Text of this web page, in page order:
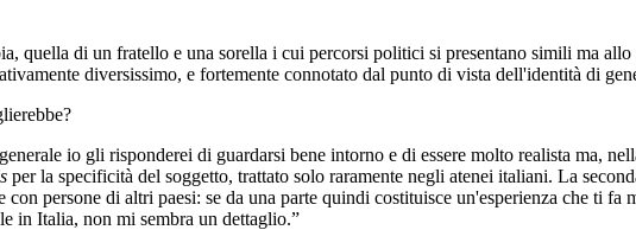
quella di un fratello e una sorella i cui percorsi politici si presentano simili ma
diversissimo, e fortemente connotato dal punto di vista dell'identità di
io gli risponderei di guardarsi bene intorno e di essere molto realista ma,
per la specificità del soggetto, trattato solo raramente negli atenei italiani. La
persone di altri paesi: se da una parte quindi costituisce un'esperienza che ti
in Italia, non mi sembra un dettaglio.”